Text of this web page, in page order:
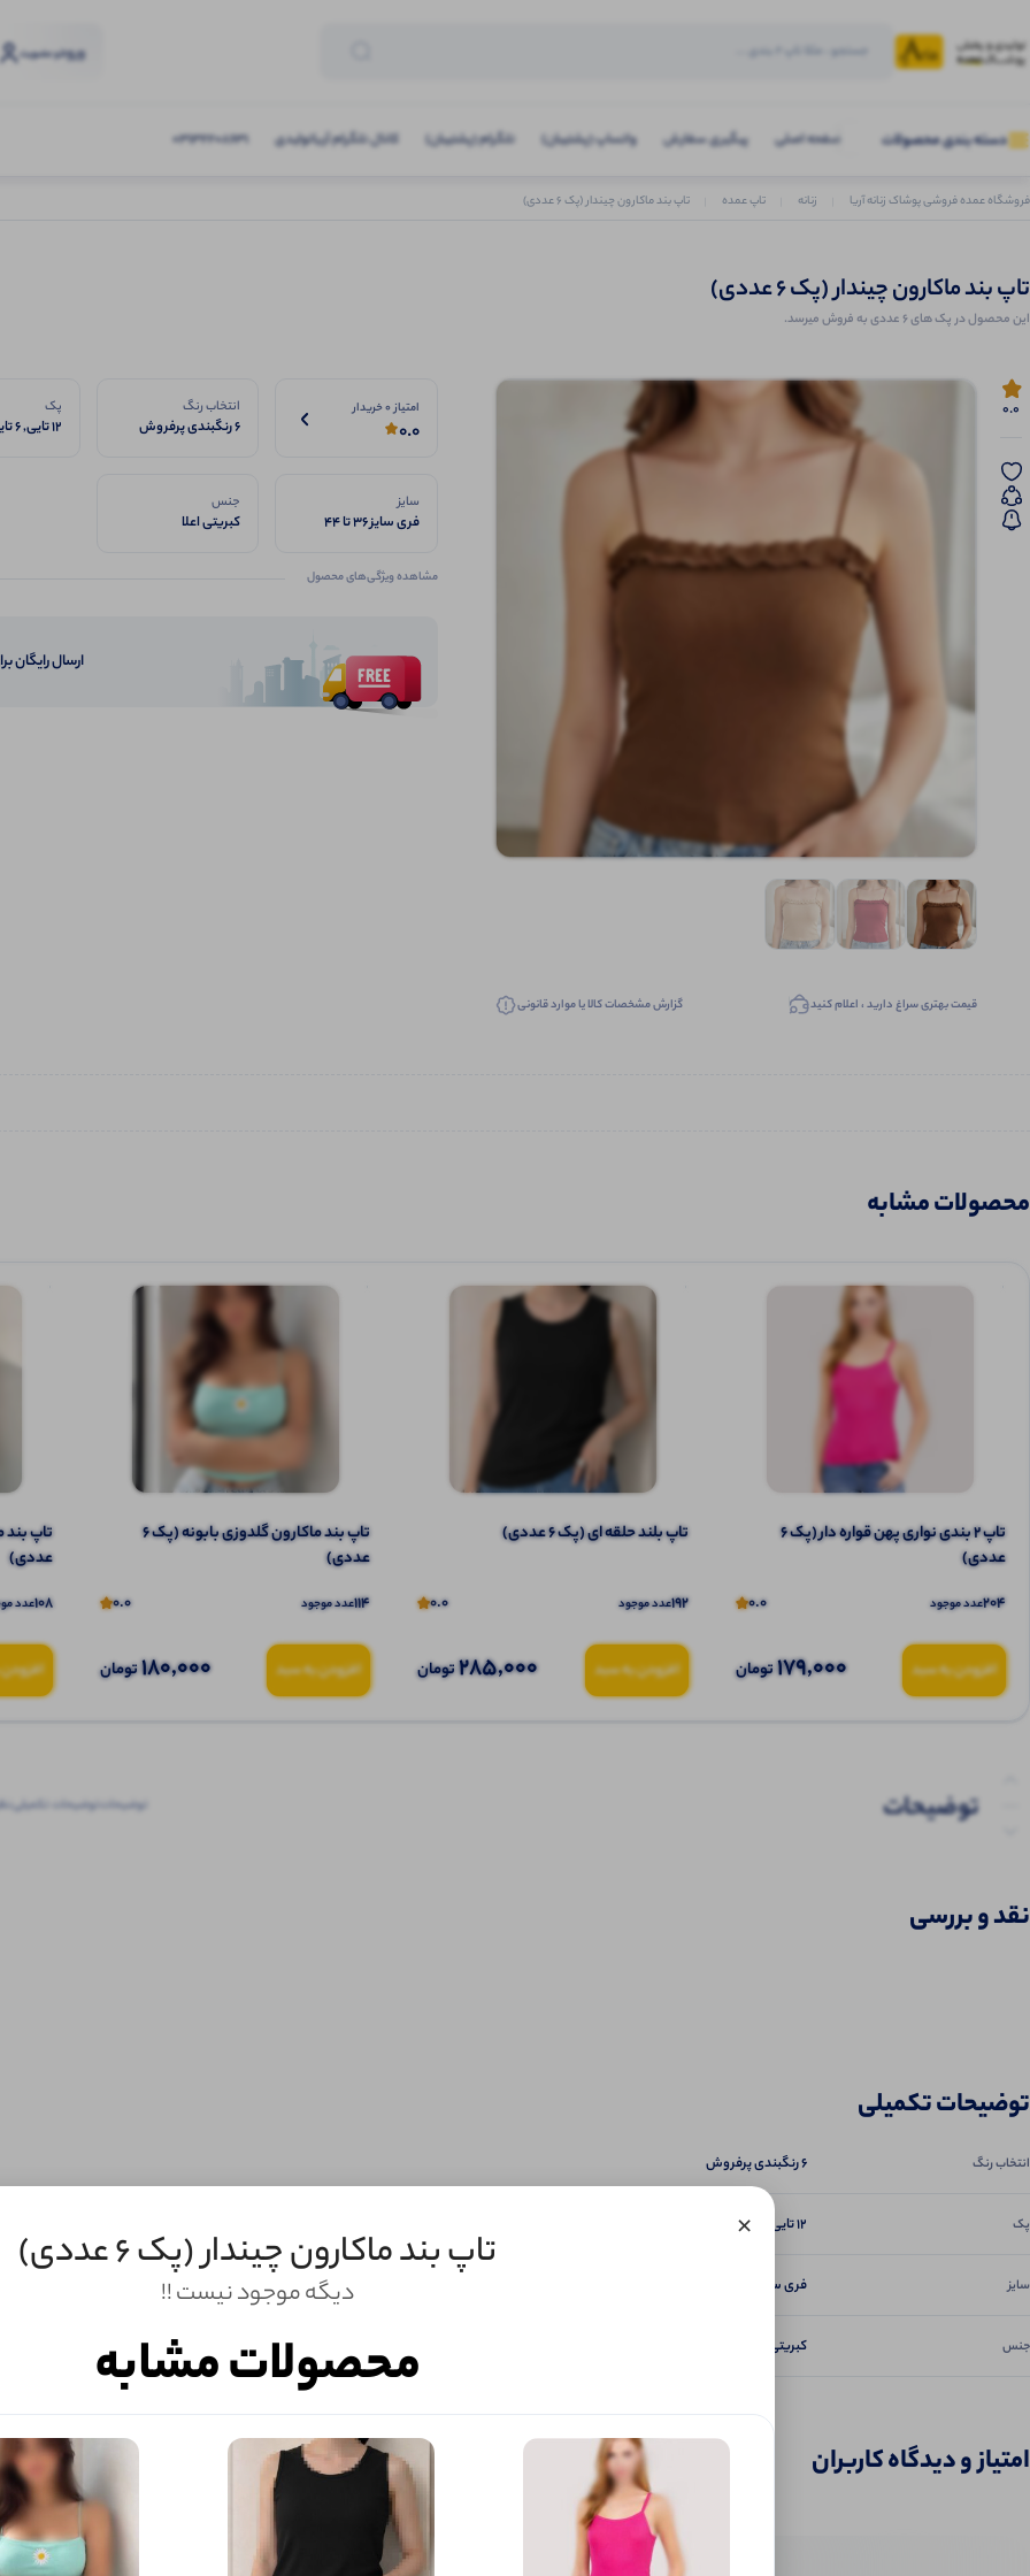
ورودو عضویت
دسته بندی محصولات صفحه اصلی پیگیری سفارش واتساپ (پشتیبان) تلگرام (پشتیبان) کانال تلگرام آریاتولیدی 03132208631
فروشگاه عمده فروشی پوشاک زنانه آریا زنانه تاپ عمده تاپ بند ماکارون چیندار (پک 6 عددی)
تاپ بند ماکارون چیندار (پک 6 عددی)
این محصول در پک های 6 عددی به فروش میرسد.
0.0
قیمت بهتری سراغ دارید ، اعلام کنید گزارش مشخصات کالا یا موارد قانونی
امتیاز 0 خریدار
0.0
انتخاب رنگ
6 رنگبندی پرفروش
پک
12 تایی, 6 تایی
سایز
فری سایز ۳۶ تا ۴۴
جنس
کبریتی اعلا
مشاهده ویژگی‌های محصول
ارسال رایگان
محصولات مشابه
تاپ ۲ بندی نواری پهن قواره دار (پک 6
عددی)
204عدد موجود 0.0
افزودن به سبد 179,000تومان
تاپ بلند حلقه ای (پک 6 عددی)
192عدد موجود 0.0
افزودن به سبد 285,000تومان
تاپ بند ماکارون گلدوزی بابونه (پک 6
عددی)
114عدد موجود 0.0
افزودن به سبد 180,000تومان
عددی)
108عدد
توضیحات
نظرات (0)
توضیحات توضیحات تکمیلی
نقد و بررسی
توضیحات تکمیلی
انتخاب رنگ 6 رنگبندی پرفروش
پک 12 تایی, 6 تایی
سایز فری سایز ۳۶ تا ۴۴
جنس کبریتی اعلا
امتیاز و دیدگاه کاربران
× تاپ بند ماکارون چیندار (پک 6 عددی)
دیگه موجود نیست !!
محصولات مشابه